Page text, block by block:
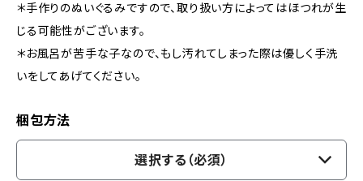
＊手作りのぬいぐるみですので、取り扱い方によってはほつれが生
じる可能性がございます。
＊お風呂が苦手な子なので、もし汚れてしまった際は優しく手洗
いをしてあげてください。
梱包方法
選択する（必須）